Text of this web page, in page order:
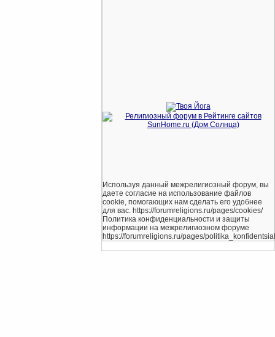
Используя данный межрелигиозный форум, вы
даете согласие на использование файлов
cookie, помогающих нам сделать его удобнее
для вас. https://forumreligions.ru/pages/cookies/
Политика конфиденциальности и защиты
информации на межрелигиозном форуме
https://forumreligions.ru/pages/